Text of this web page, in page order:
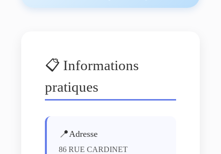
📋 Informations
pratiques
📍Adresse
86 RUE CARDINET